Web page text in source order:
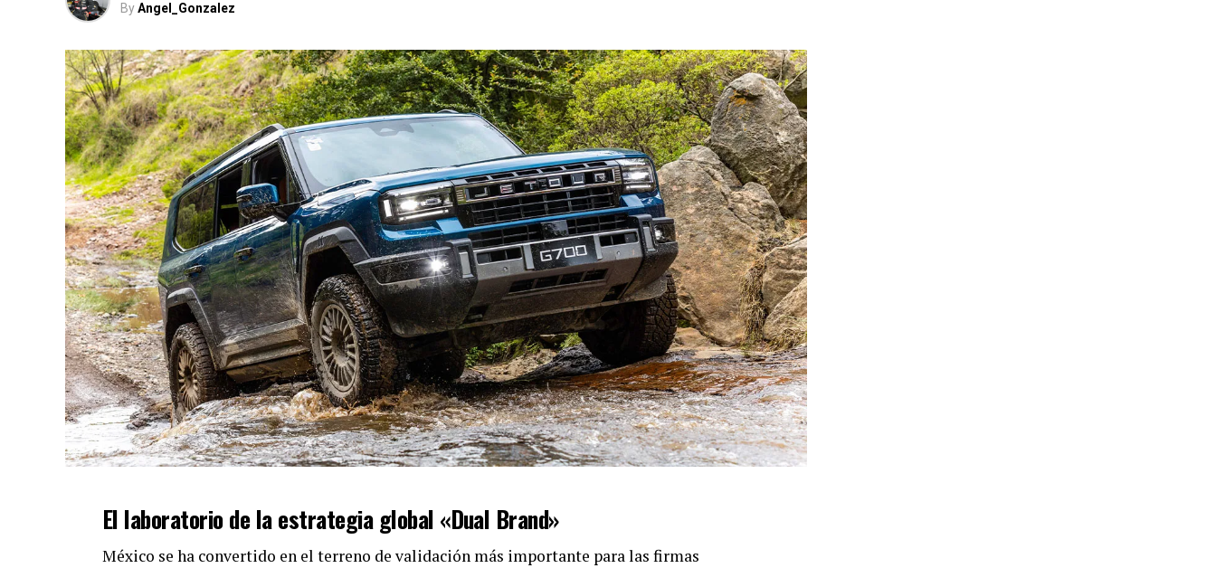
ByAngel_Gonzalez
El laboratorio de la estrategia global «Dual Brand»
México se ha convertido en el terreno de validación más importante para las firmas